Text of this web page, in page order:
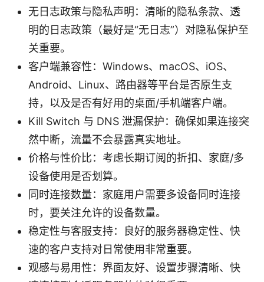
无日志政策与隐私声明：清晰的隐私条款、透
明的日志政策（最好是“无日志”）对隐私保护至
关重要。
客户端兼容性：Windows、macOS、iOS、
Android、Linux、路由器等平台是否原生支
持，以及是否有好用的桌面/手机端客户端。
Kill Switch 与 DNS 泄漏保护：确保如果连接突
然中断，流量不会暴露真实地址。
价格与性价比：考虑长期订阅的折扣、家庭/多
设备使用是否划算。
同时连接数量：家庭用户需要多设备同时连接
时，要关注允许的设备数量。
稳定性与客服支持：良好的服务器稳定性、快
速的客户支持对日常使用非常重要。
观感与易用性：界面友好、设置步骤清晰、快